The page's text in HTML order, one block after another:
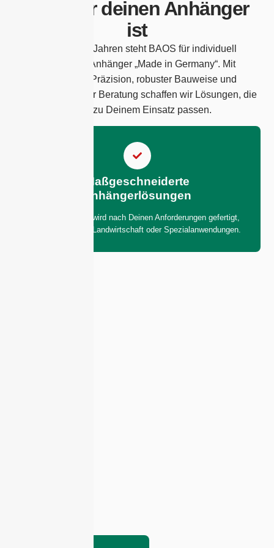
Wahl für deinen Anhänger
ist
Seit über 40 Jahren steht BAOS für individuell
entwickelte Anhänger „Made in Germany“. Mit
technischer Präzision, robuster Bauweise und
kundenorientierter Beratung schaffen wir Lösungen, die
genau zu Deinem Einsatz passen.
Maßgeschneiderte
Anhängerlösungen
Jeder Anhänger wird nach Deinen Anforderungen gefertigt,
egal ob für Bau, Landwirtschaft oder Spezialanwendungen.